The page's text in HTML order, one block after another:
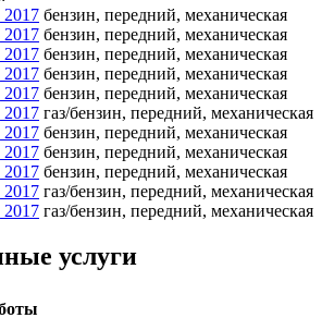
бензин, передний, механическая
бензин, передний, механическая
бензин, передний, механическая
бензин, передний, механическая
бензин, передний, механическая
газ/бензин, передний, механическая
бензин, передний, механическая
бензин, передний, механическая
бензин, передний, механическая
газ/бензин, передний, механическая
газ/бензин, передний, механическая
услуги